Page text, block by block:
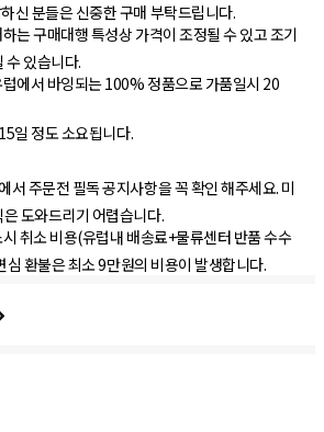
신 분들은 신중한 구매 부탁드립니다.
는 구매대행 특성상 가격이 조정될 수 있고 조기
수 있습니다.
에서 바잉되는 100% 정품으로 가품일시 20
일 정도 소요됩니다.
서 주문전 필독 공지사항을 꼭 확인 해주세요. 미
도와드리기 어렵습니다.
취소 비용(유럽내 배송료+물류센터 반품 수수
환불은 최소 9만원의 비용이 발생합니다.